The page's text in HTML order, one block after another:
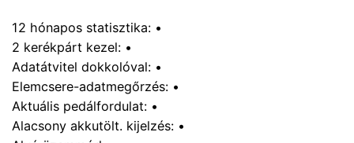
12 hónapos statisztika: •
2 kerékpárt kezel: •
Adatátvitel dokkolóval: •
Elemcsere-adatmegőrzés: •
Aktuális pedálfordulat: •
Alacsony akkutölt. kijelzés: •